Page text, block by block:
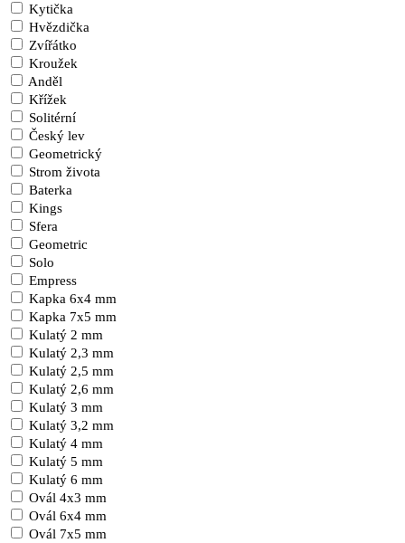
Kytička
Hvězdička
Zvířátko
Kroužek
Anděl
Křížek
Solitérní
Český lev
Geometrický
Strom života
Baterka
Kings
Sfera
Geometric
Solo
Empress
Kapka 6x4 mm
Kapka 7x5 mm
Kulatý 2 mm
Kulatý 2,3 mm
Kulatý 2,5 mm
Kulatý 2,6 mm
Kulatý 3 mm
Kulatý 3,2 mm
Kulatý 4 mm
Kulatý 5 mm
Kulatý 6 mm
Ovál 4x3 mm
Ovál 6x4 mm
Ovál 7x5 mm